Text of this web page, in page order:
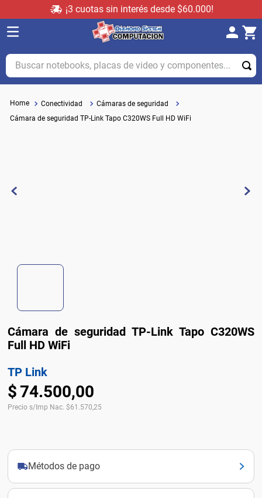
¡3 cuotas sin interés desde $60.000!
Buscar notebooks, placas de video y componentes...
Conectividad
Cámaras de seguridad
Cámara de seguridad TP-Link Tapo C320WS Full HD WiFi
Cámara de seguridad TP-Link Tapo C320WS
Full HD WiFi
TP Link
$74.500,00
Precio s/Imp Nac. $61.570,25
Métodos de pago